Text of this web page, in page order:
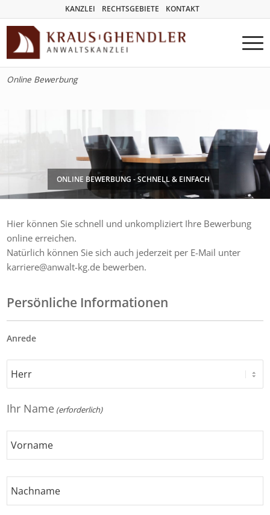
KANZLEI RECHTSGEBIETE KONTAKT
Online Bewerbung
ONLINE BEWERBUNG - SCHNELL & EINFACH
Hier können Sie schnell und unkompliziert Ihre Bewerbung
online erreichen.
Natürlich können Sie sich auch jederzeit per E-Mail unter
karriere@anwalt-kg.de bewerben.
Persönliche Informationen
Anrede
Ihr Name (erforderlich)